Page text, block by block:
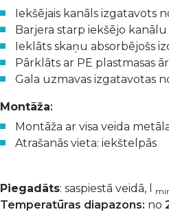
Iekšējais kanāls izgatavots
Barjera starp iekšējo
Ieklāts skaņu absorbējošs
Pārklāts ar PE plastmasas
Gala uzmavas izgatavotas
Montāža:
Montāža ar visa veida
Atrašanās vieta: iekštelpās
Piegadāts: saspiestā veidā, l
Temperatūras diapazons: no